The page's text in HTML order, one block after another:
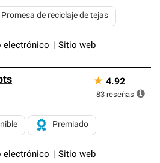
electrónico Sitio web
Promesa de reciclaje de tejas
electrónico Sitio web
Premiado
★ 4.92
83 reseñas